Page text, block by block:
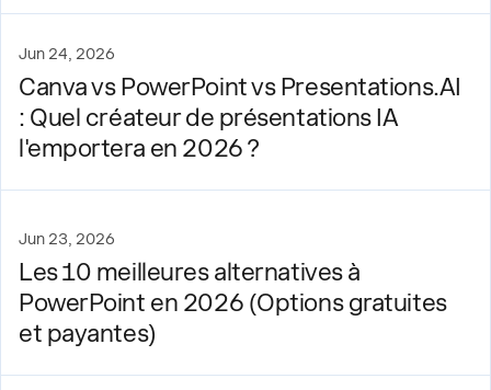
Jun 24, 2026
Canva vs PowerPoint vs Presentations.AI
: Quel créateur de présentations IA
l'emportera en 2026 ?
Jun 23, 2026
Les 10 meilleures alternatives à
PowerPoint en 2026 (Options gratuites
et payantes)